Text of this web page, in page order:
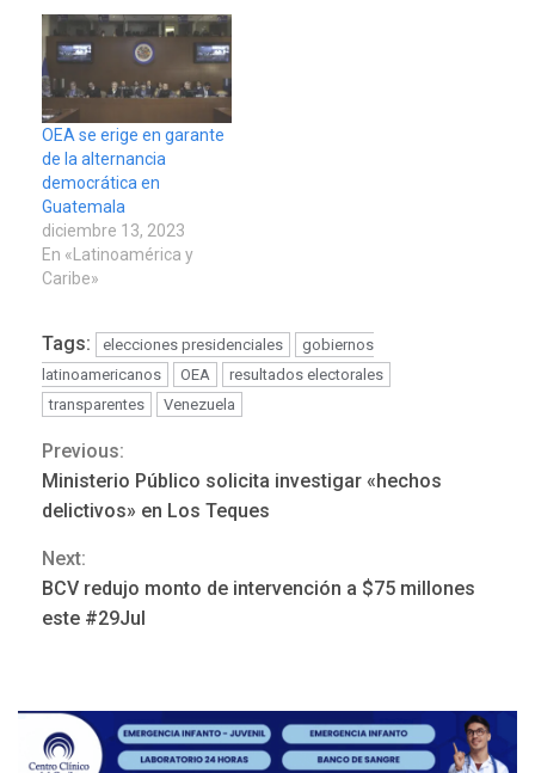
OEA se erige en garante
de la alternancia
democrática en
Guatemala
diciembre 13, 2023
En «Latinoamérica y
Caribe»
Tags: elecciones presidenciales
gobiernos
latinoamericanos
OEA
resultados electorales
transparentes
Venezuela
Continue
Reading
Previous:
Ministerio Público solicita investigar «hechos
delictivos» en Los Teques
Next:
BCV redujo monto de intervención a $75 millones
este #29Jul
REGIONALES ÚLTIMA HORA
REGIONALES
TECNOLOGÍA
ÚLTIMA HORA